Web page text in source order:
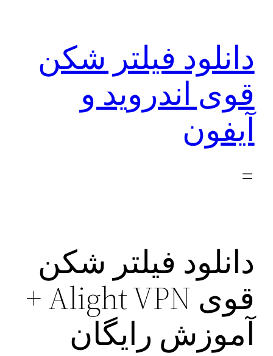
دانلود فیلتر شکن
قوی اندروید و
آیفون
دانلود فیلتر شکن
قوی Alight VPN +
آموزش رایگان